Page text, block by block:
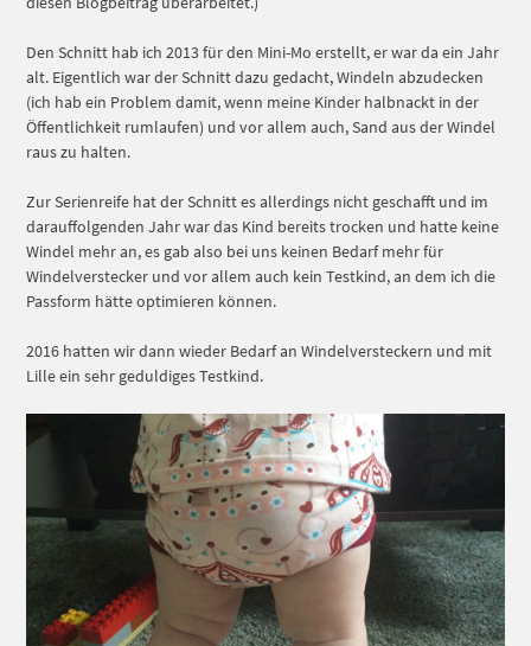
Den Schnitt hab ich 2013 für den Mini-Mo erstellt, er war da ein Jahr
alt. Eigentlich war der Schnitt dazu gedacht, Windeln abzudecken
(ich hab ein Problem damit, wenn meine Kinder halbnackt in der
Öffentlichkeit rumlaufen) und vor allem auch, Sand aus der Windel
raus zu halten.
Zur Serienreife hat der Schnitt es allerdings nicht geschafft und im
darauffolgenden Jahr war das Kind bereits trocken und hatte keine
Windel mehr an, es gab also bei uns keinen Bedarf mehr für
Windelverstecker und vor allem auch kein Testkind, an dem ich die
Passform hätte optimieren können.
2016 hatten wir dann wieder Bedarf an Windelversteckern und mit
Lille ein sehr geduldiges Testkind.